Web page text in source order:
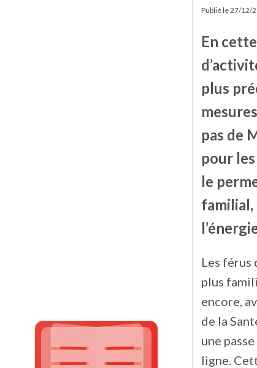
Publié le27/12/
En
plus
pas de
pour
le
familial,
Les férus
plus
encore,
de la
une
ligne.